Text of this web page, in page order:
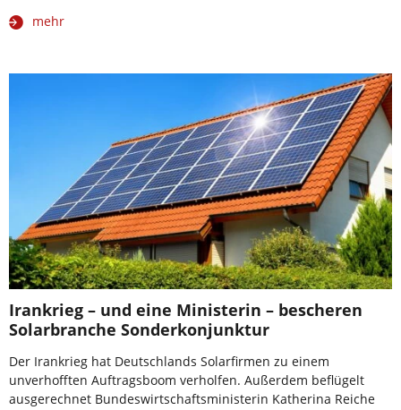
mehr
Irankrieg – und eine Ministerin – bescheren
Solarbranche Sonderkonjunktur
Der Irankrieg hat Deutschlands Solarfirmen zu einem
unverhofften Auftragsboom verholfen. Außerdem beflügelt
ausgerechnet Bundeswirtschaftsministerin Katherina Reiche